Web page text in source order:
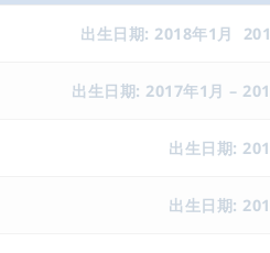
出生日期: 2018年1月
出生日期: 2017年1月 –
出生日期:
出生日期: